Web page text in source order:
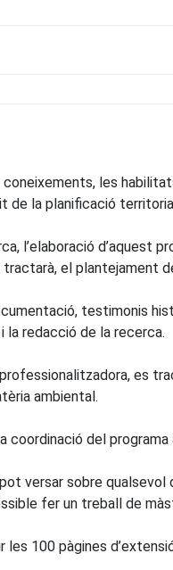
les
de la planificació
l’elaboració d’aquest
el plantejament
testimonis
la redacció de la recerca.
es
ambiental.
del
versar sobre
fer un treball de
100 pàgines